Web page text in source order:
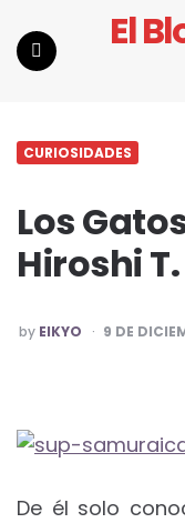
El
CURIOSIDADES
Los
Hiroshi T.
POSTED
BY
by EIKYO 9 DE
De él solo